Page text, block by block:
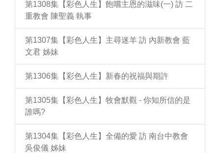
第1308集【彩色人生】飽嚐主恩的滋味(一) 訪 二
重教會 陳聖義 執事
第1307集【彩色人生】主尋迷羊 訪 內新教會 藍
文君 姊妹
第1306集【彩色人生】新春的祝福與期許
第1305集【彩色人生】牧會默觀 - 你知所信的是
誰嗎?
第1304集【彩色人生】全備的愛 訪 南台中教會
吳俊儀 姊妹